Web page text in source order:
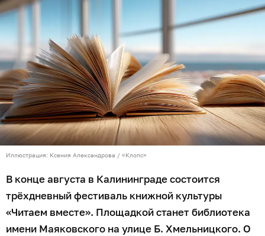
Иллюстрация: Ксения Александрова / «Клопс»
В конце августа в Калининграде состоится
трёхдневный фестиваль книжной культуры
«Читаем вместе». Площадкой станет библиотека
имени Маяковского на улице Б. Хмельницкого. О